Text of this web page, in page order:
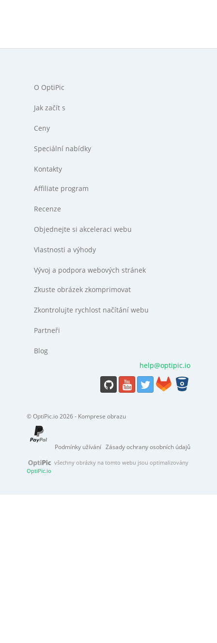
O OptiPic
Jak začít s
Ceny
Speciální nabídky
Kontakty
Affiliate program
Recenze
Objednejte si akceleraci webu
Vlastnosti a výhody
Vývoj a podpora webových stránek
Zkuste obrázek zkomprimovat
Zkontrolujte rychlost načítání webu
Partneři
Blog
help@optipic.io
© OptiPic.io 2026 - Komprese obrazu
Podmínky užívání Zásady ochrany osobních údajů
všechny obrázky na tomto webu jsou optimalizovány
OptiPic.io